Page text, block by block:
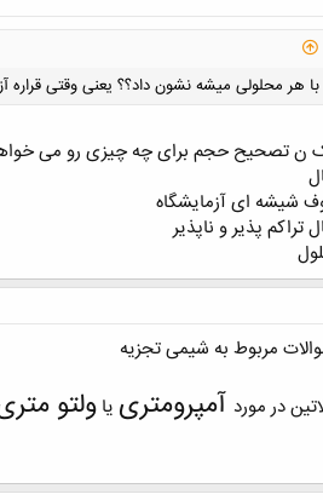
هر محلولی میشه نشون داد؟؟ یعنی وقتی
تصحیح حجم برای چه چیزی رو می
شیشه ای آزمایشگاه
پذیر و ناپذیر
مربوط به شیمی تجزیه
در مورد آمپرومتری یاولتو